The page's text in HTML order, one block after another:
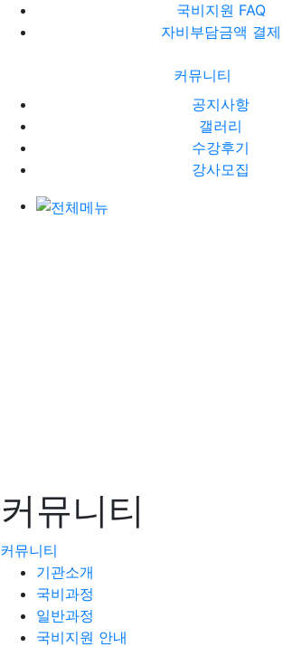
국비지원 FAQ
자비부담금액 결제
커뮤니티
공지사항
갤러리
수강후기
강사모집
커뮤니티
커뮤니티
기관소개
국비과정
일반과정
국비지원 안내